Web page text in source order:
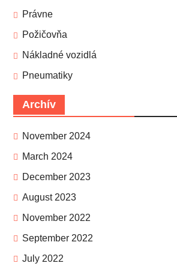
Právne
Požičovňa
Nákladné vozidlá
Pneumatiky
Archív
November 2024
March 2024
December 2023
August 2023
November 2022
September 2022
July 2022